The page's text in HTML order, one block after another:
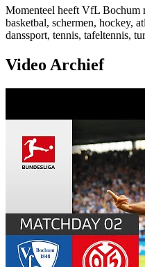
Momenteel heeft VfL Bochum
basketbal, schermen, hockey,
danssport, tennis, tafeltennis,
Video Archief